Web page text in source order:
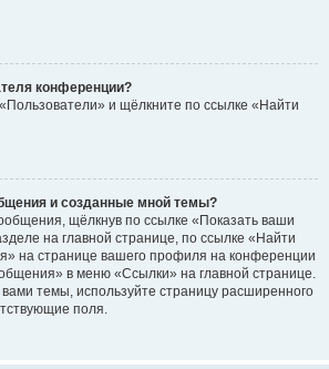
конференции?
и щёлкните по ссылке «Найти
и созданные мной темы?
щёлкнув по ссылке «Показать ваши
на главной странице, по ссылке «Найти
на странице вашего профиля на конференции
в меню «Ссылки» на главной странице.
темы, используйте страницу расширенного
поля.